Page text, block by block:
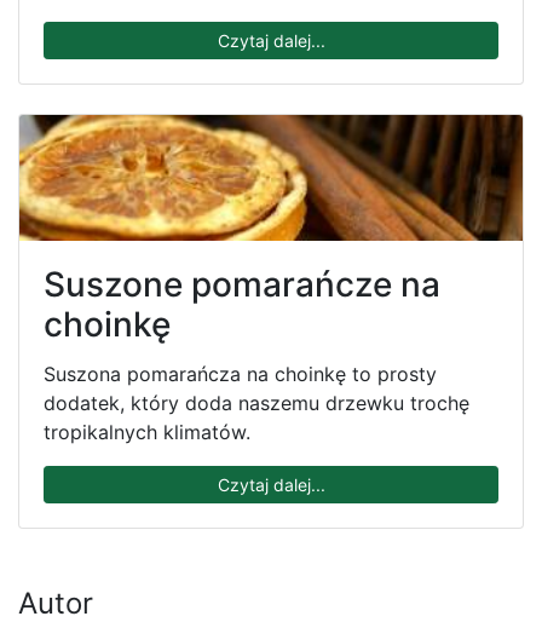
Czytaj dalej...
Suszone pomarańcze na
choinkę
Suszona pomarańcza na choinkę to prosty
dodatek, który doda naszemu drzewku trochę
tropikalnych klimatów.
Czytaj dalej...
Autor